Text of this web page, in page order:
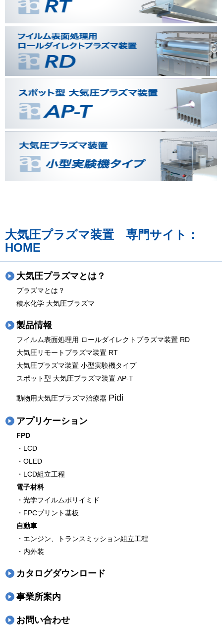
大気圧プラズマ装置 専門サイト：
HOME
大気圧プラズマとは？
プラズマとは？
積水化学 大気圧プラズマ
製品情報
フイルム表面処理用 ロールダイレクトプラズマ装置 RD
大気圧リモートプラズマ装置 RT
大気圧プラズマ装置 小型実験機タイプ
スポット型 大気圧プラズマ装置 AP-T
動物用大気圧プラズマ治療器 Pidi
アプリケーション
FPD
・LCD
・OLED
・LCD組立工程
電子材料
・光学フイルムポリイミド
・FPCプリント基板
自動車
・エンジン、トランスミッション組立工程
・内外装
カタログダウンロード
事業所案内
お問い合わせ